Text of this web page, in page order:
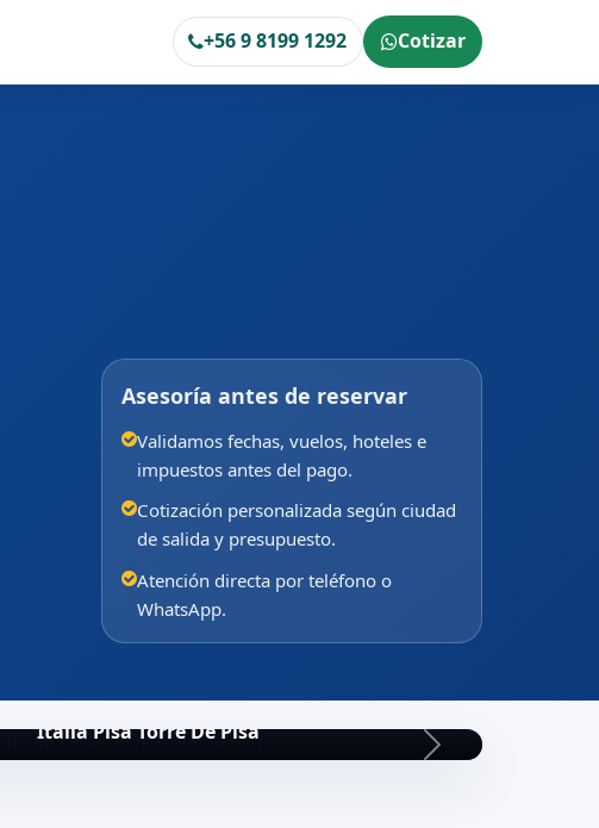
+56 9 8199 1292 Cotizar
Asesoría antes de reservar
Validamos fechas, vuelos, hoteles e
impuestos antes del pago.
Cotización personalizada según ciudad
de salida y presupuesto.
Atención directa por teléfono o
WhatsApp.
Italia Pisa Torre De Pisa